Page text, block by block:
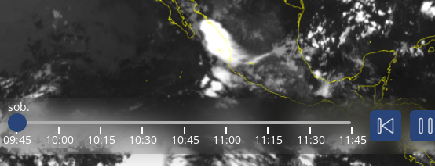
sob.
09:45 10:00 10:15 10:30 10:45 11:00 11:15 11:30 11:45